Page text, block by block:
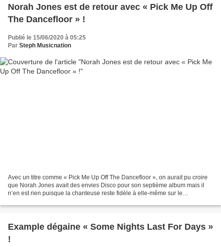
Norah Jones est de retour avec « Pick Me Up Off
The Dancefloor » !
Publié le 15/06/2020 à 05:25
Par Steph Musicnation
Avec un titre comme « Pick Me Up Off The Dancefloor », on aurait pu croire
que Norah Jones avait des envies Disco pour son septième album mais il
n’en est rien puisque la chanteuse reste fidèle à elle-même sur le
Example dégaine « Some Nights Last For Days »
!